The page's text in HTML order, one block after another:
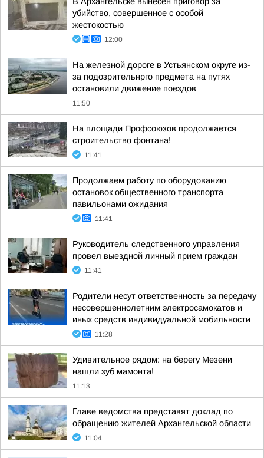
убийство, совершенное с особой
жестокостью
12:00
На железной дороге в Устьянском округе из-
за подозрительнрго предмета на путях
остановили движение поездов
11:50
На площади Профсоюзов продолжается
строительство фонтана!
11:41
Продолжаем работу по оборудованию
остановок общественного транспорта
павильонами ожидания
11:41
Руководитель следственного управления
провел выездной личный прием граждан
11:41
Родители несут ответственность за передачу
несовершеннолетним электросамокатов и
иных средств индивидуальной мобильности
11:28
Удивительное рядом: на берегу Мезени
нашли зуб мамонта!
11:13
Главе ведомства представят доклад по
обращению жителей Архангельской области
11:04